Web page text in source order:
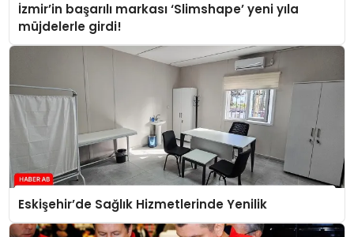
İzmir’in başarılı markası ‘Slimshape’ yeni yıla
müjdelerle girdi!
Eskişehir’de Sağlık Hizmetlerinde Yenilik